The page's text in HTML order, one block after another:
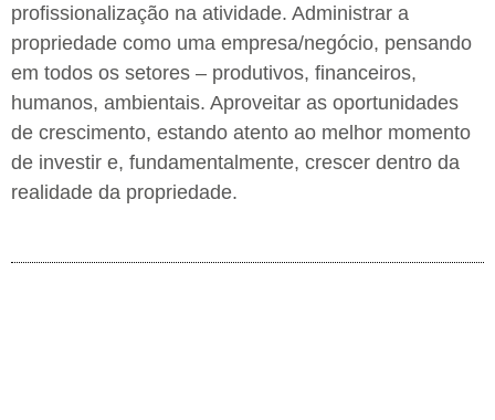
profissionalização na atividade. Administrar a
propriedade como uma empresa/negócio, pensando
em todos os setores – produtivos, financeiros,
humanos, ambientais. Aproveitar as oportunidades
de crescimento, estando atento ao melhor momento
de investir e, fundamentalmente, crescer dentro da
realidade da propriedade.